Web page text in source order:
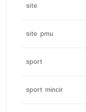
site
site pmu
sport
sport mincir